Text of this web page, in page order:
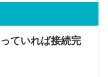
ていれば接続完